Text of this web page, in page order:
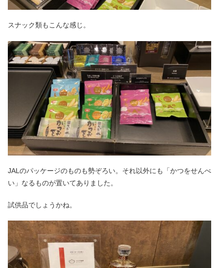
スナック類もこんな感じ。
JALのパッケージのものも勢ぞろい。それ以外にも「かつをせんべ
い」なるものが置いてありました。
試供品でしょうかね。